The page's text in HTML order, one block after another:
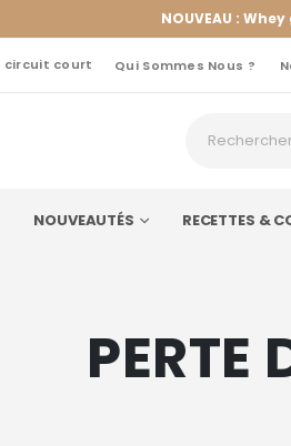
NOUVEAU :
circuit court Qui Sommes Nous ?
NOUVEAUTÉS RECETTES &
PERTE